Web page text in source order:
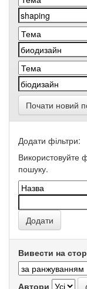
Почати новий
Додати фільтри:
Використовуйте
пошуку.
Вивести на
Автори